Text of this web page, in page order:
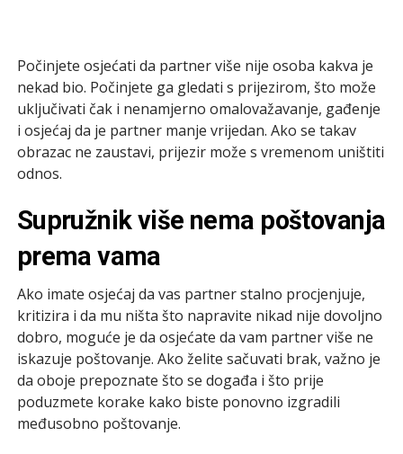
Počinjete osjećati da partner više nije osoba kakva je
nekad bio. Počinjete ga gledati s prijezirom, što može
uključivati čak i nenamjerno omalovažavanje, gađenje
i osjećaj da je partner manje vrijedan. Ako se takav
obrazac ne zaustavi, prijezir može s vremenom uništiti
odnos.
Supružnik više nema poštovanja
prema vama
Ako imate osjećaj da vas partner stalno procjenjuje,
kritizira i da mu ništa što napravite nikad nije dovoljno
dobro, moguće je da osjećate da vam partner više ne
iskazuje poštovanje. Ako želite sačuvati brak, važno je
da oboje prepoznate što se događa i što prije
poduzmete korake kako biste ponovno izgradili
međusobno poštovanje.